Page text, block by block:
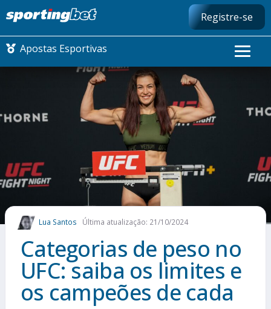
Registre-se
Apostas Esportivas
CONMEBOL LIBERTADORES
FUTEBOL NACIONAL
FUTEBOL INTERNACIONAL
COMO APOSTAR
MAIS ESPORTES
Lua Santos Última atualização: 21/10/2024
Categorias de peso no
UFC: saiba os limites e
os campeões de cada